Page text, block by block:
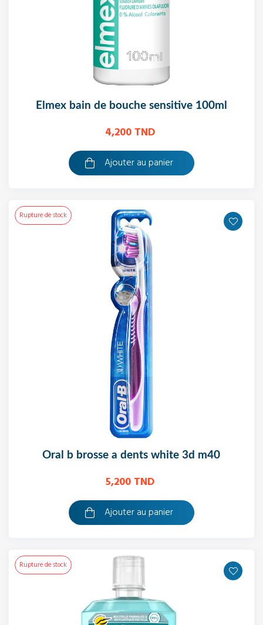
elmex bain de bouche sensitive 100ml
4,200 TND
Ajouter au panier
Rupture de stock
oral b brosse a dents white 3d m40
5,200 TND
Ajouter au panier
Rupture de stock